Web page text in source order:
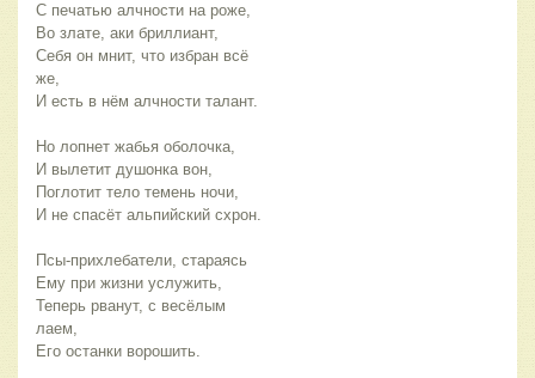
С печатью алчности на роже,
Во злате, аки бриллиант,
Себя он мнит, что избран всё
же,
И есть в нём алчности талант.
Но лопнет жабья оболочка,
И вылетит душонка вон,
Поглотит тело темень ночи,
Псы-прихлебатели, стараясь
Ему при жизни услужить,
Теперь рванут, с весёлым
лаем,
Его останки ворошить.